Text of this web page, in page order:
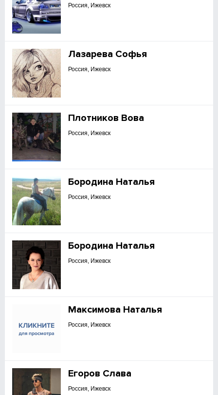
Россия, Ижевск
Лазарева Софья
Россия, Ижевск
Плотников Вова
Россия, Ижевск
Бородина Наталья
Россия, Ижевск
Бородина Наталья
Россия, Ижевск
Максимова Наталья
Россия, Ижевск
Егоров Слава
Россия, Ижевск